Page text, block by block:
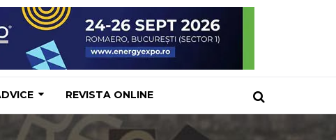
REVISTA ONLINE